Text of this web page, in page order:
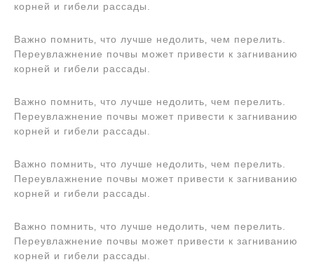
корней и гибели рассады.
Важно помнить‚ что лучше недолить‚ чем перелить.
Переувлажнение почвы может привести к загниванию
корней и гибели рассады.
Важно помнить‚ что лучше недолить‚ чем перелить.
Переувлажнение почвы может привести к загниванию
корней и гибели рассады.
Важно помнить‚ что лучше недолить‚ чем перелить.
Переувлажнение почвы может привести к загниванию
корней и гибели рассады.
Важно помнить‚ что лучше недолить‚ чем перелить.
Переувлажнение почвы может привести к загниванию
корней и гибели рассады.